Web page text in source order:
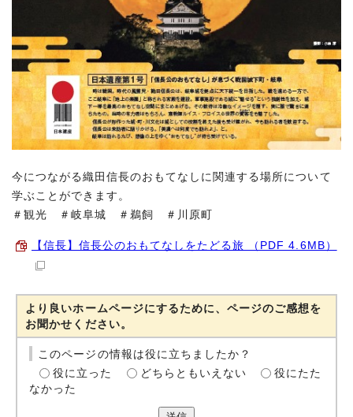
今につながる織田信長のおもてなしに関連する場所について
学ぶことができます。
＃観光 ＃岐阜城 ＃鵜飼 ＃川原町
【信長】信長公のおもてなしをたどる旅 （PDF 4.6MB）
より良いホームページにするために、ページのご感想を
お聞かせください。
このページの情報は役に立ちましたか？
役に立った
どちらともいえない
役にたた
なかった